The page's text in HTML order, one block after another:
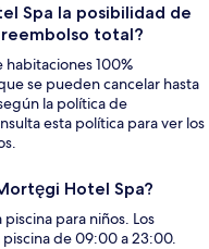
Spa la posibilidad de
total?
habitaciones 100%
se pueden cancelar hasta
la política de
esta política para ver los
Hotel Spa?
para niños. Los
de 09:00 a 23:00.